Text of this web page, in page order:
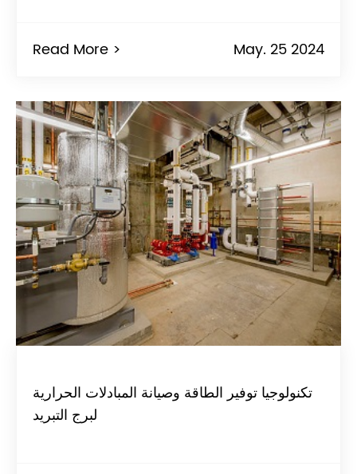
Read More > May. 25 2024
تكنولوجيا توفير الطاقة وصيانة المبادلات الحرارية
لبرج التبريد